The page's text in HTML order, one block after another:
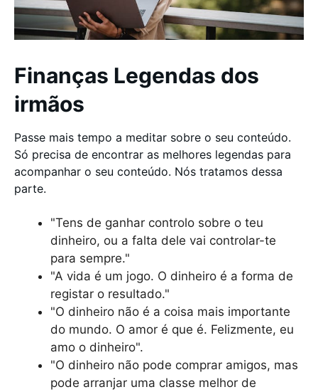
Finanças Legendas dos
irmãos
Passe mais tempo a meditar sobre o seu conteúdo.
Só precisa de encontrar as melhores legendas para
acompanhar o seu conteúdo. Nós tratamos dessa
parte.
"Tens de ganhar controlo sobre o teu
dinheiro, ou a falta dele vai controlar-te
para sempre."
"A vida é um jogo. O dinheiro é a forma de
registar o resultado."
"O dinheiro não é a coisa mais importante
do mundo. O amor é que é. Felizmente, eu
amo o dinheiro".
"O dinheiro não pode comprar amigos, mas
pode arranjar uma classe melhor de